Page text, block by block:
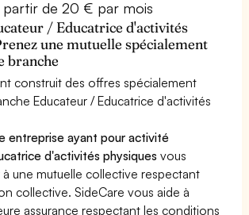
partir de 20 € par mois
/ Educatrice d'activités
une mutuelle spécialement
branche
construit des offres spécialement
Educateur / Educatrice d'activités
entreprise ayant pour activité
d'activités physiques vous
une mutuelle collective respectant
collective. SideCare vous aide à
assurance respectant les conditions